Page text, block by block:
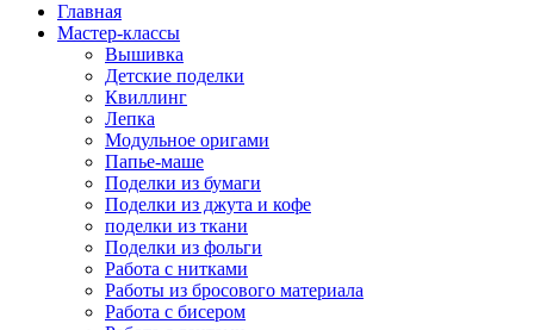
Главная
Мастер-классы
Вышивка
Детские поделки
Квиллинг
Лепка
Модульное оригами
Папье-маше
Поделки из бумаги
Поделки из джута и кофе
поделки из ткани
Поделки из фольги
Работа с нитками
Работы из бросового материала
Работа с бисером